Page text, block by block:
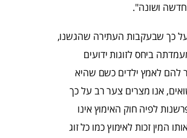
חדשה ושונה".
כך שבעקבות העתירה שהגשנו,
ביחס לזוגות ידועים
להם לאמץ ילדים כשם שהיא
אנו מצרים צער רב על כך
לפיה חוק האימוץ אינו
המין זכות לאימוץ כמו כל זוג